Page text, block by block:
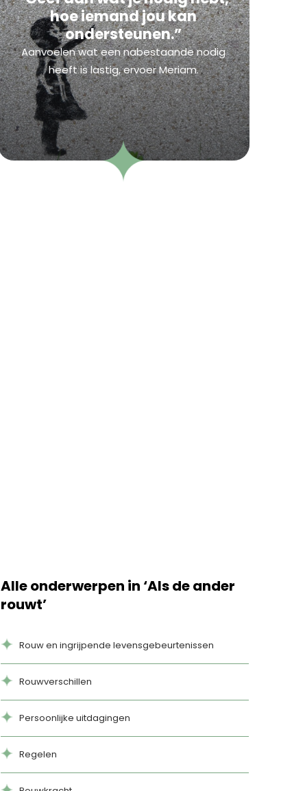
hoe iemand jou kan
ondersteunen.”
Aanvoelen wat een nabestaande nodig
heeft is lastig, ervoer Meriam.
Alle onderwerpen in ‘Als de ander
rouwt’
Rouw en ingrijpende levensgebeurtenissen
Rouwverschillen
Persoonlijke uitdagingen
Regelen